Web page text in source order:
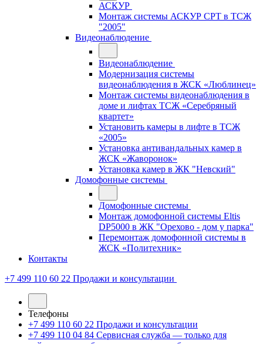
АСКУР
Монтаж системы АСКУР СРТ в ТСЖ
"2005"
Видеонаблюдение
Видеонаблюдение
Модернизация системы
видеонаблюдения в ЖСК «Люблинец»
Монтаж системы видеонаблюдения в
доме и лифтах ТСЖ «Серебряный
квартет»
Установить камеры в лифте в ТСЖ
«2005»
Установка антивандальных камер в
ЖСК «Жаворонок»
Установка камер в ЖК "Невский"
Домофонные системы
Домофонные системы
Монтаж домофонной системы Eltis
DP5000 в ЖК "Орехово - дом у парка"
Перемонтаж домофонной системы в
ЖСК «Политехник»
Контакты
+7 499 110 60 22 Продажи и консультации
Телефоны
+7 499 110 60 22 Продажи и консультации
+7 499 110 04 84 Сервисная служба — только для